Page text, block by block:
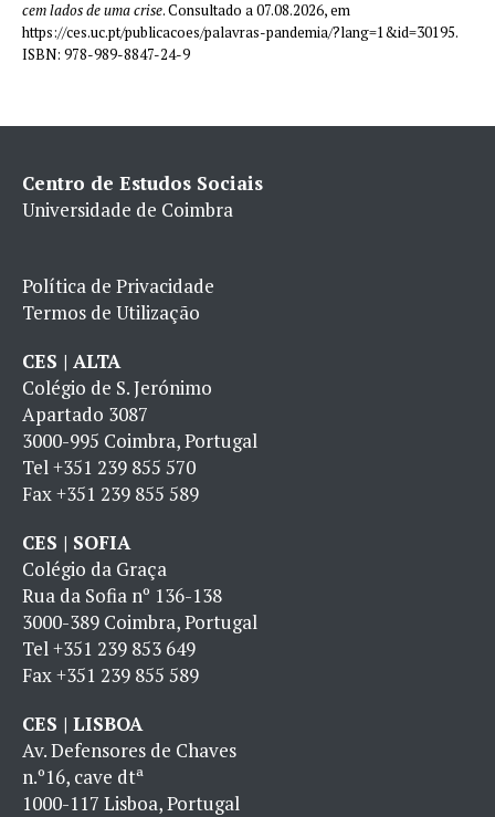
cem lados de uma crise. Consultado a 07.08.2026, em
https://ces.uc.pt/publicacoes/palavras-pandemia/?lang=1&id=30195.
ISBN: 978-989-8847-24-9
Centro de Estudos Sociais
Universidade de Coimbra
Política de Privacidade
Termos de Utilização
CES | ALTA
Colégio de S. Jerónimo
Apartado 3087
3000-995 Coimbra, Portugal
Tel+351 239 855 570
Fax+351 239 855 589
CES | SOFIA
Colégio da Graça
Rua da Sofia nº 136-138
3000-389 Coimbra, Portugal
Tel+351 239 853 649
Fax+351 239 855 589
CES | LISBOA
Av. Defensores de Chaves
n.º16, cave dtª
1000-117 Lisboa, Portugal